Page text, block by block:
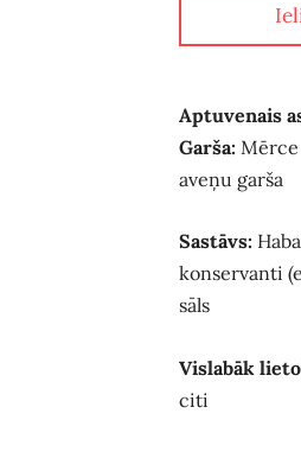
Aptuvenais
Garša:
aveņu garša
Sastāvs:
konservanti
sāls
Vislabāk
citi